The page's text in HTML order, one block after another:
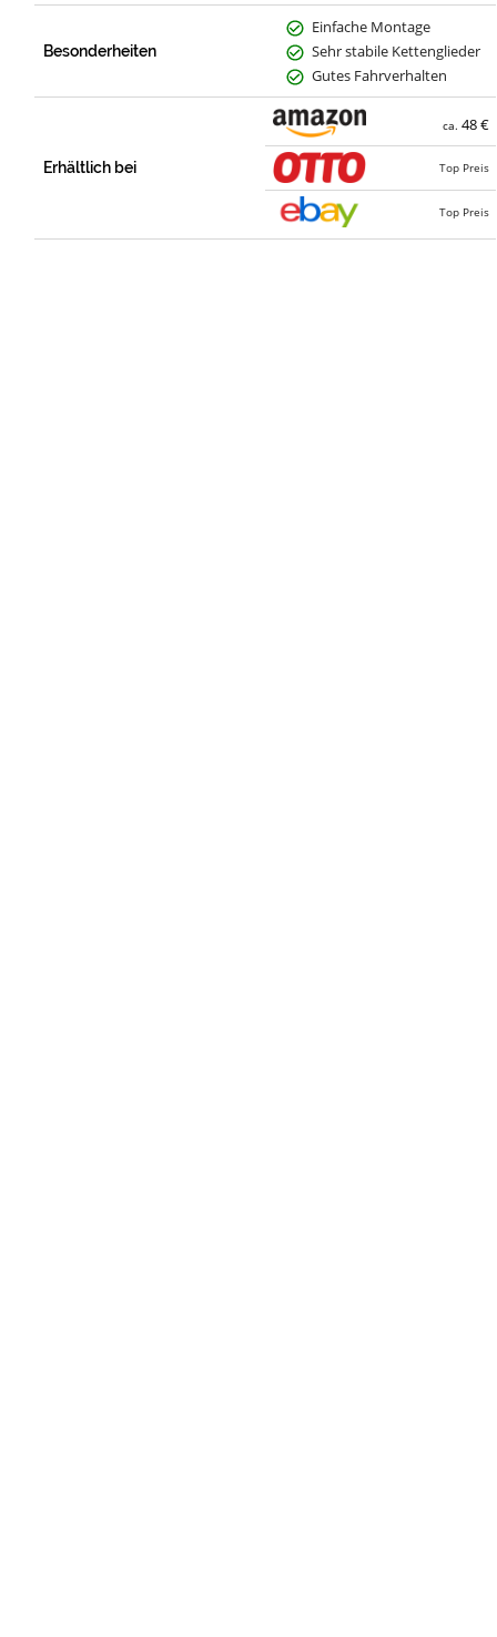
Besonderheiten
Einfache Montage
Sehr stabile Kettenglieder
Gutes Fahrverhalten
Erhältlich bei
ca.48 €
Top Preis
Top Preis